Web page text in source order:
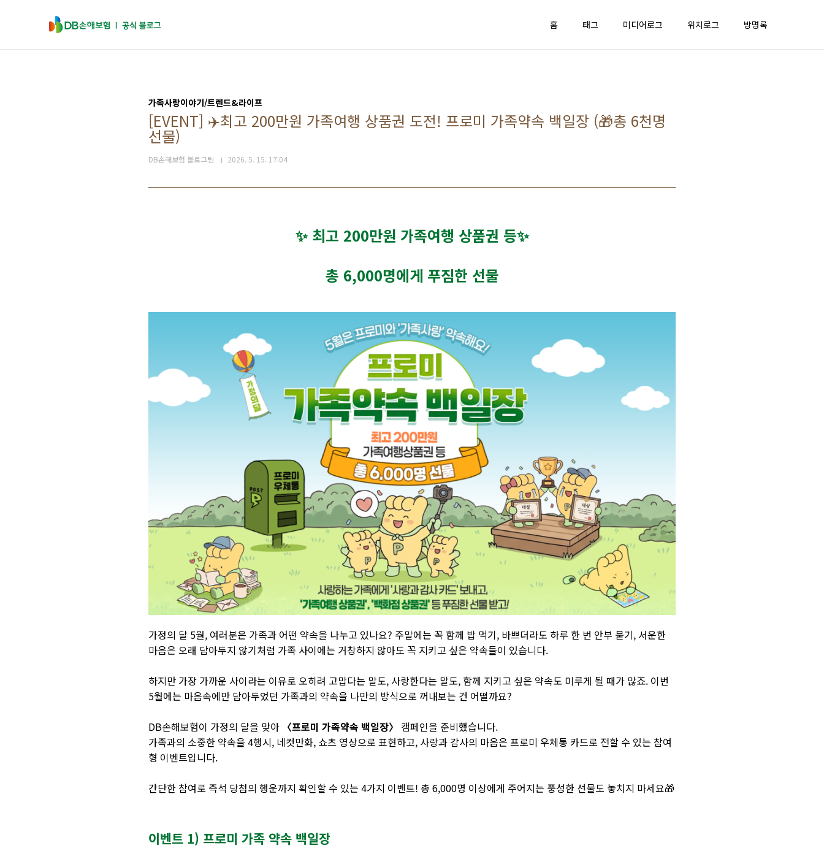
홈
태그 미디어로그 위치로그 방명록
가족사랑이야기/트렌드&라이프
[EVENT] ✈️최고 200만원 가족여행 상품권 도전! 프로미 가족약속 백일장 (🎁총 6천명
선물)
DB손해보험 블로그팀 2026. 5. 15. 17:04
✨최고 200만원 가족여행 상품권 등✨
총 6,000명에게 푸짐한 선물
가정의 달 5월, 여러분은 가족과 어떤 약속을 나누고 있나요? 주말에는 꼭 함께 밥 먹기, 바쁘더라도 하루 한 번 안부 묻기, 서운한
마음은 오래 담아두지 않기처럼 가족 사이에는 거창하지 않아도 꼭 지키고 싶은 약속들이 있습니다.
하지만 가장 가까운 사이라는 이유로 오히려 고맙다는 말도, 사랑한다는 말도, 함께 지키고 싶은 약속도 미루게 될 때가 많죠. 이번
5월에는 마음속에만 담아두었던 가족과의 약속을 나만의 방식으로 꺼내보는 건 어떨까요?
DB손해보험이 가정의 달을 맞아 〈프로미 가족약속 백일장〉 캠페인을 준비했습니다.
가족과의 소중한 약속을 4행시, 네컷만화, 쇼츠 영상으로 표현하고, 사랑과 감사의 마음은 프로미 우체통 카드로 전할 수 있는 참여
형 이벤트입니다.
간단한 참여로 즉석 당첨의 행운까지 확인할 수 있는 4가지 이벤트! 총 6,000명 이상에게 주어지는 풍성한 선물도 놓치지 마세요🎁
이벤트 1) 프로미 가족 약속 백일장